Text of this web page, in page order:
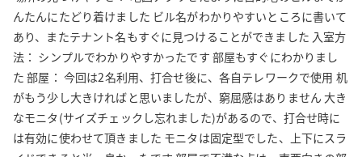
んたんにたどり着けました ビル名がわかりやすいところに書いて
あり、またテナント名もすぐに見つけることができました 入室方
法： シンプルでわかりやすかったです 部屋もすぐにわかりまし
た 部屋： 今回は2名利用、打合せ後に、各自テレワークで使用 机
がもう少し大きければと思いましたが、窮屈感はありません 大き
なモニタ(サイズチェックし忘れました)があるので、打合せ時に
は有効に使わせて頂きました モニタは固定型でした、上下にスラ